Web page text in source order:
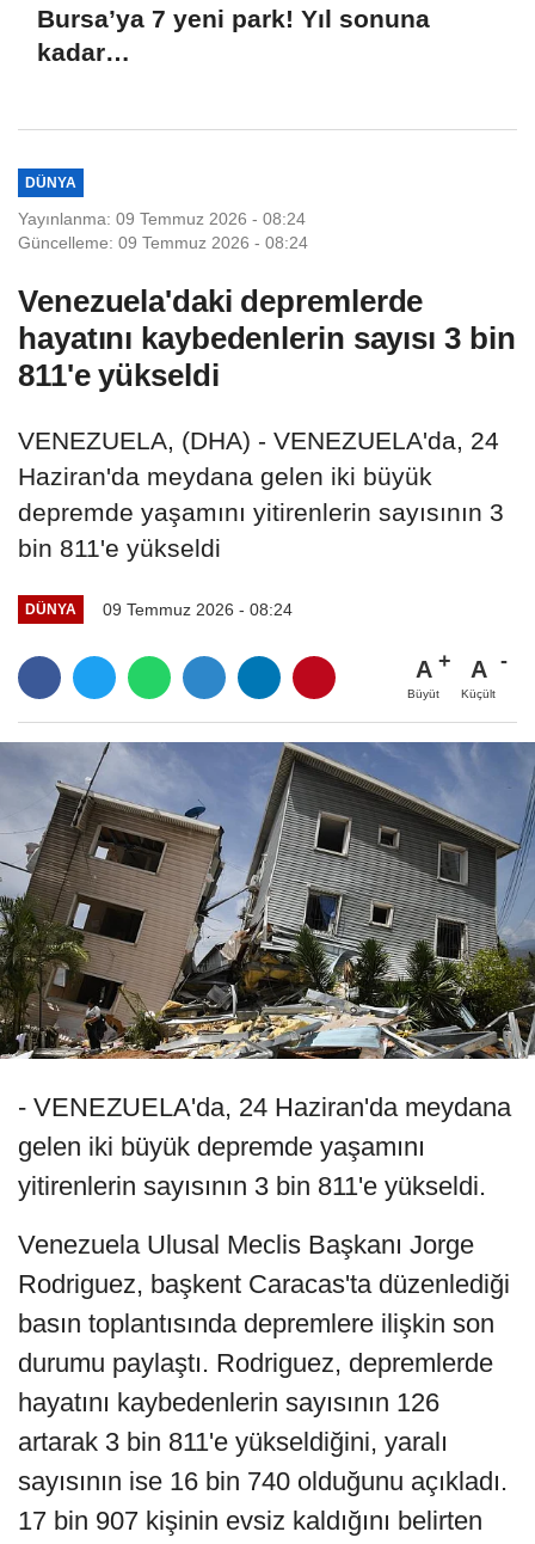
Bursa’ya 7 yeni park! Yıl sonuna
kadar…
DÜNYA
Yayınlanma: 09 Temmuz 2026 - 08:24
Güncelleme: 09 Temmuz 2026 - 08:24
Venezuela'daki depremlerde
hayatını kaybedenlerin sayısı 3 bin
811'e yükseldi
VENEZUELA, (DHA) - VENEZUELA'da, 24
Haziran'da meydana gelen iki büyük
depremde yaşamını yitirenlerin sayısının 3
bin 811'e yükseldi
DÜNYA 09 Temmuz 2026 - 08:24
A
Büyüt
A
Küçült
- VENEZUELA'da, 24 Haziran'da meydana
gelen iki büyük depremde yaşamını
yitirenlerin sayısının 3 bin 811'e yükseldi.
Venezuela Ulusal Meclis Başkanı Jorge
Rodriguez, başkent Caracas'ta düzenlediği
basın toplantısında depremlere ilişkin son
durumu paylaştı. Rodriguez, depremlerde
hayatını kaybedenlerin sayısının 126
artarak 3 bin 811'e yükseldiğini, yaralı
sayısının ise 16 bin 740 olduğunu açıkladı.
17 bin 907 kişinin evsiz kaldığını belirten